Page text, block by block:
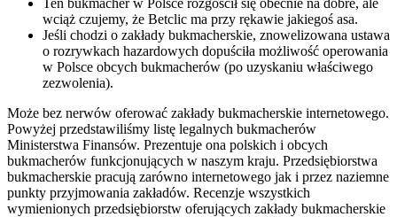
Ten bukmacher w Polsce rozgościł się obecnie na dobre, ale
wciąż czujemy, że Betclic ma przy rękawie jakiegoś asa.
Jeśli chodzi o zakłady bukmacherskie, znowelizowana ustawa
o rozrywkach hazardowych dopuściła możliwość operowania
w Polsce obcych bukmacherów (po uzyskaniu właściwego
zezwolenia).
Może bez nerwów oferować zakłady bukmacherskie internetowego.
Powyżej przedstawiliśmy listę legalnych bukmacherów
Ministerstwa Finansów. Prezentuje ona polskich i obcych
bukmacherów funkcjonujących w naszym kraju. Przedsiębiorstwa
bukmacherskie pracują zarówno internetowego jak i przez naziemne
punkty przyjmowania zakładów. Recenzje wszystkich
wymienionych przedsiębiorstw oferujących zakłady bukmacherskie